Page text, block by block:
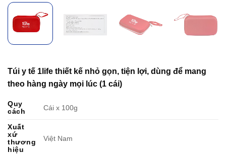
Túi y tế 1life thiết kế nhỏ gọn, tiện lợi, dùng để mang
theo hàng ngày mọi lúc (1 cái)
Quy
cách
Cái x 100g
Xuất
xứ
thương
hiệu
Việt Nam